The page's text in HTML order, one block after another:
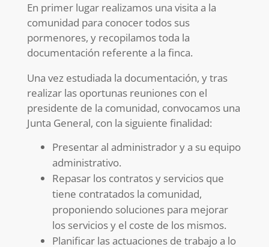
En primer lugar realizamos una visita a la
comunidad para conocer todos sus
pormenores, y recopilamos toda la
documentación referente a la finca.
Una vez estudiada la documentación, y tras
realizar las oportunas reuniones con el
presidente de la comunidad, convocamos una
Junta General, con la siguiente finalidad:
Presentar al administrador y a su equipo
administrativo.
Repasar los contratos y servicios que
tiene contratados la comunidad,
proponiendo soluciones para mejorar
los servicios y el coste de los mismos.
Planificar las actuaciones de trabajo a lo